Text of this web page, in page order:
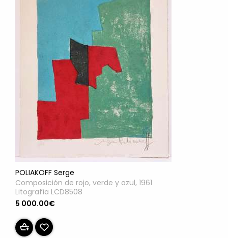
POLIAKOFF Serge
Composición de rojo, verde y azul, 1961
Litografía LCD8508
5 000.00€